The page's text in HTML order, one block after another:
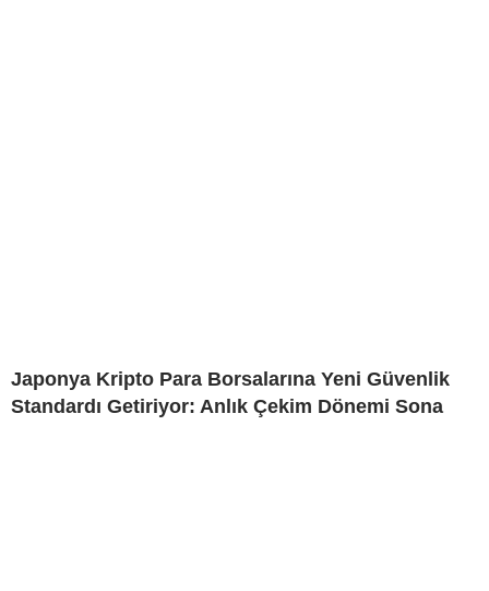
Japonya Kripto Para Borsalarına Yeni Güvenlik
Standardı Getiriyor: Anlık Çekim Dönemi Sona